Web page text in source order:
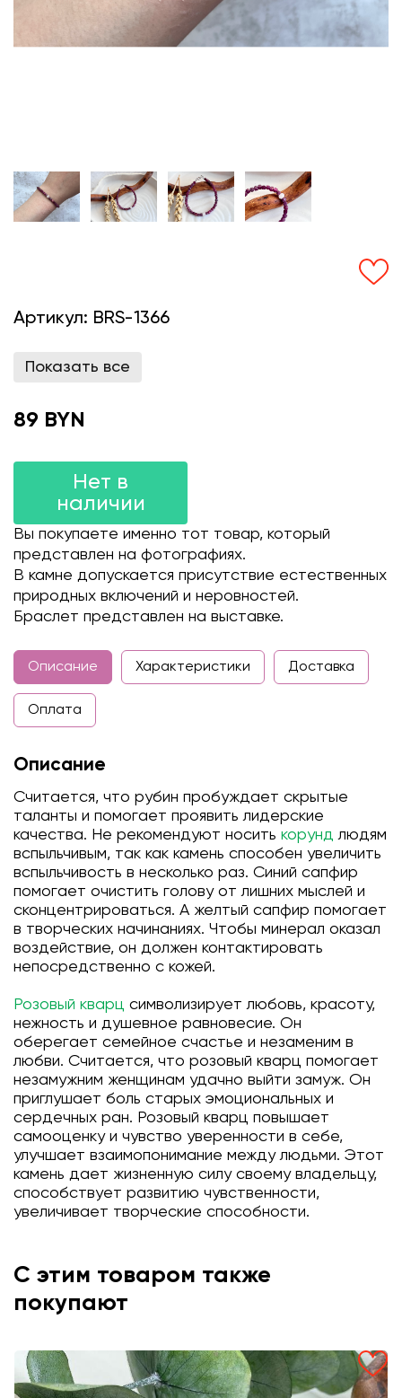
Артикул: BRS-1366
Показать все
89 BYN
Нет в
наличии
Вы покупаете именно тот товар, который
представлен на фотографиях.
В камне допускается присутствие естественных
природных включений и неровностей.
Браслет представлен на выставке.
Описание Характеристики Доставка
Оплата
Описание
Считается, что рубин пробуждает скрытые
таланты и помогает проявить лидерские
качества. Не рекомендуют носить корунд людям
вспыльчивым, так как камень способен увеличить
вспыльчивость в несколько раз. Синий сапфир
помогает очистить голову от лишних мыслей и
сконцентрироваться. А желтый сапфир помогает
в творческих начинаниях. Чтобы минерал оказал
воздействие, он должен контактировать
непосредственно с кожей.
Розовый кварц символизирует любовь, красоту,
нежность и душевное равновесие. Он
оберегает семейное счастье и незаменим в
любви. Считается, что розовый кварц помогает
незамужним женщинам удачно выйти замуж. Он
приглушает боль старых эмоциональных и
сердечных ран. Розовый кварц повышает
самооценку и чувство уверенности в себе,
улучшает взаимопонимание между людьми. Этот
камень дает жизненную силу своему владельцу,
способствует развитию чувственности,
увеличивает творческие способности.
С этим товаром также
покупают